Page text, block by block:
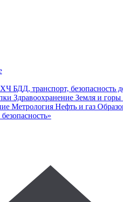
БДД, транспорт, безопасность
Здравоохранение Земля и горы
Метрология Нефть и газ